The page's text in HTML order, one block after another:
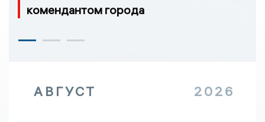
комендантом города
АВГУСТ 2026